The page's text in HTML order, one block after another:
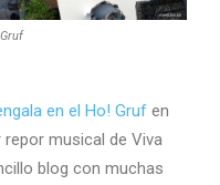
en el Ho! Gruf en
musical de Viva
blog con muchas